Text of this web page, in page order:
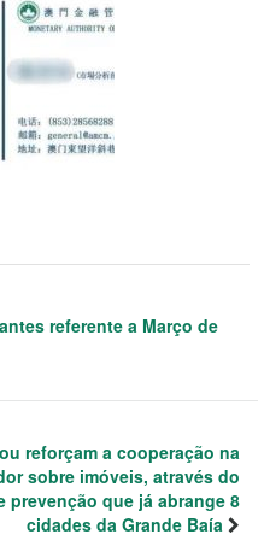
referente a Março de
reforçam a cooperação na
sobre imóveis, através do
que já abrange 8
cidades da Grande Baía